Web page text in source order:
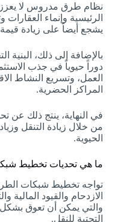
نظام طرق مدروس لا
الرئيسية وإنماء العقارات
يشجع أيضاً على زيادة
بالإضافة إلى ذلك، البنية
دوراً حيوياً في جذب
العمل، وتسريع النشاط
المراكز الحضرية.
في النهاية، ينتج ذلك عن
من خلال زيادة التنقل
الحيوية.
ما هي تحديات تخطيط
تواجه تخطيط شبكات
الازدحام والقيود المالية
والتي يمكن أن تعوق بشكل
التحتية للنقل.